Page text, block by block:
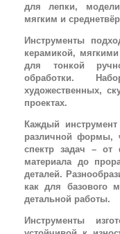
для лепки,
мягким и
Инструменты
керамикой,
для тонкой
обработки.
художественных,
проектах.
Каждый
различной формы,
спектр задач –
материала до
деталей.
как для базового
детальной работы.
Инструменты